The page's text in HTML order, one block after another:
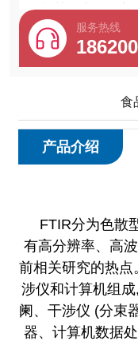
前相关研究的热点
仪和计算
服务热线
食
产品介绍
FTIR分为色散
有高分辨率、高
前相关研究的热
涉仪和计算机组
阑、干涉仪 (分束
器、计算机数据